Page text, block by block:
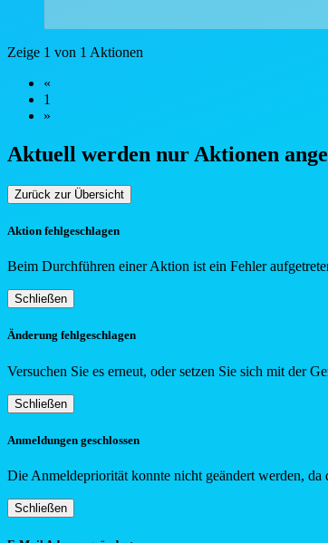
Zeige 1 von 1 Aktionen
«
1
»
Aktuell werden nur Aktionen
Zurück zur Übersicht
Aktion fehlgeschlagen
Beim Durchführen einer Aktion ist ein Fehler
Schließen
Änderung fehlgeschlagen
Versuchen Sie es erneut, oder setzen Sie sich mit der
Schließen
Anmeldungen geschlossen
Die Anmeldepriorität konnte nicht geändert werden, da
Schließen